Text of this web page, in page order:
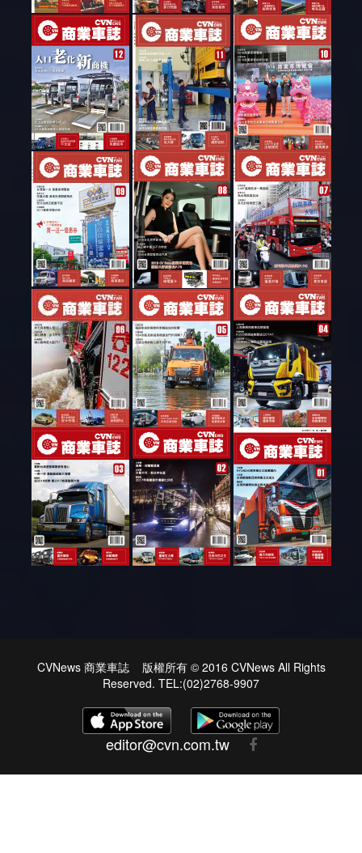
CVNews 商業車誌 版權所有 © 2016 CVNews All Rights
Reserved. TEL:(02)2768-9907
editor@cvn.com.tw